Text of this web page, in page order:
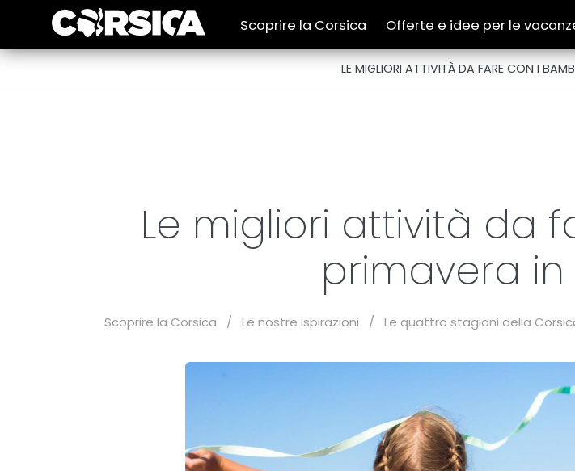
Scoprire la Corsica Offerte e idee per le
LE MIGLIORI ATTIVITÀ DA FARE CON I
Le migliori attività da
primavera
Scoprire la Corsica / Le nostre ispirazioni / Le quattro stagioni della